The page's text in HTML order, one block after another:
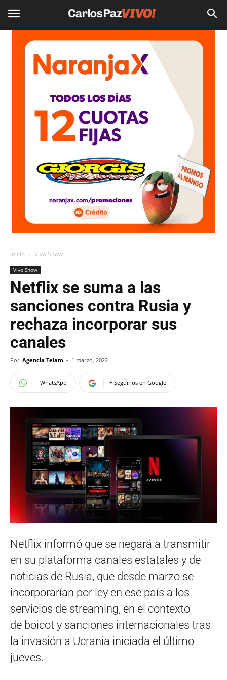
Inicio Vivo Show
Vivo Show
Netflix se suma a las
sanciones contra Rusia y
rechaza incorporar sus
canales
Por Agencia Telam - 1 marzo, 2022
WhatsApp + Seguinos en Google
Netflix informó que se negará a transmitir
en su plataforma canales estatales y de
noticias de Rusia, que desde marzo se
incorporarían por ley en ese país a los
servicios de streaming, en el contexto
de boicot y sanciones internacionales tras
la invasión a Ucrania iniciada el último
jueves.